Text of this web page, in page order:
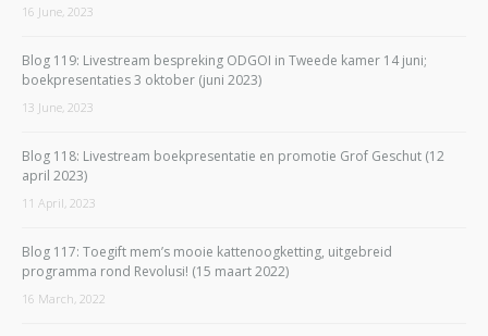
16 June, 2023
Blog 119: Livestream bespreking ODGOI in Tweede kamer 14 juni;
boekpresentaties 3 oktober (juni 2023)
13 June, 2023
Blog 118: Livestream boekpresentatie en promotie Grof Geschut (12
april 2023)
11 April, 2023
Blog 117: Toegift mem’s mooie kattenoogketting, uitgebreid
programma rond Revolusi! (15 maart 2022)
16 March, 2022